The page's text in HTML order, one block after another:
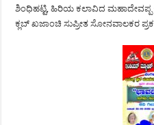
ಶಿಂಧಿಹಟ್ಟಿ, ಹಿರಿಯ ಕಲಾವಿದ
ಕ್ಲಬ್ ಖಜಾಂಚಿ ಸುಪ್ರೀತ ಸೋನವಾಲಕರ